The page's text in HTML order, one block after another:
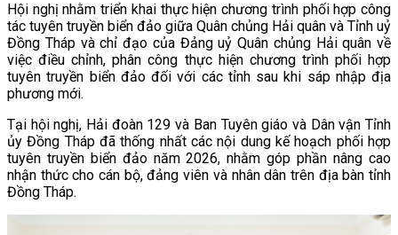
Hội nghị nhằm triển khai thực hiện chương trình phối hợp công
tác tuyên truyền biển đảo giữa Quân chủng Hải quân và Tỉnh uỷ
Đồng Tháp và chỉ đạo của Đảng uỷ Quân chủng Hải quân về
việc điều chỉnh, phân công thực hiện chương trình phối hợp
tuyên truyền biển đảo đối với các tỉnh sau khi sáp nhập địa
phương mới.
Tại hội nghị, Hải đoàn 129 và Ban Tuyên giáo và Dân vận Tỉnh
ủy Đồng Tháp đã thống nhất các nội dung kế hoạch phối hợp
tuyên truyền biển đảo năm 2026, nhằm góp phần nâng cao
nhận thức cho cán bộ, đảng viên và nhân dân trên địa bàn tỉnh
Đồng Tháp.